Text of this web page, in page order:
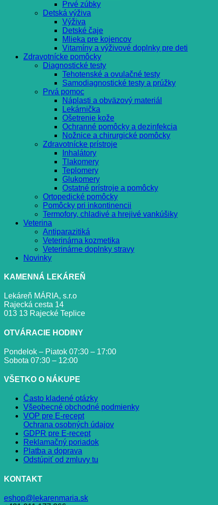
Prvé zúbky
Detská výživa
Výživa
Detské čaje
Mlieka pre kojencov
Vitamíny a výživové doplnky pre deti
Zdravotnícke pomôcky
Diagnostické testy
Tehotenské a ovulačné testy
Samodiagnostické testy a prúžky
Prvá pomoc
Náplasti a obväzový materiál
Lekárnička
Ošetrenie kože
Ochranné pomôcky a dezinfekcia
Nožnice a chirurgické pomôcky
Zdravotnícke prístroje
Inhalátory
Tlakomery
Teplomery
Glukomery
Ostatné prístroje a pomôcky
Ortopedické pomôcky
Pomôcky pri inkontinencii
Termofory, chladivé a hrejivé vankúšiky
Veterina
Antiparazitiká
Veterinárna kozmetika
Veterinárne doplnky stravy
Novinky
KAMENNÁ LEKÁREŇ
Lekáreň MÁRIA, s.r.o
Rajecká cesta 14
013 13 Rajecké Teplice
OTVÁRACIE HODINY
Pondelok – Piatok 07:30 – 17:00
Sobota 07:30 – 12:00
VŠETKO O NÁKUPE
Často kladené otázky
Všeobecné obchodné podmienky
VOP pre E-recept
Ochrana osobných údajov
GDPR pre E-recept
Reklamačný poriadok
Platba a doprava
Odstúpiť od zmluvy tu
KONTAKT
eshop@lekarenmaria.sk